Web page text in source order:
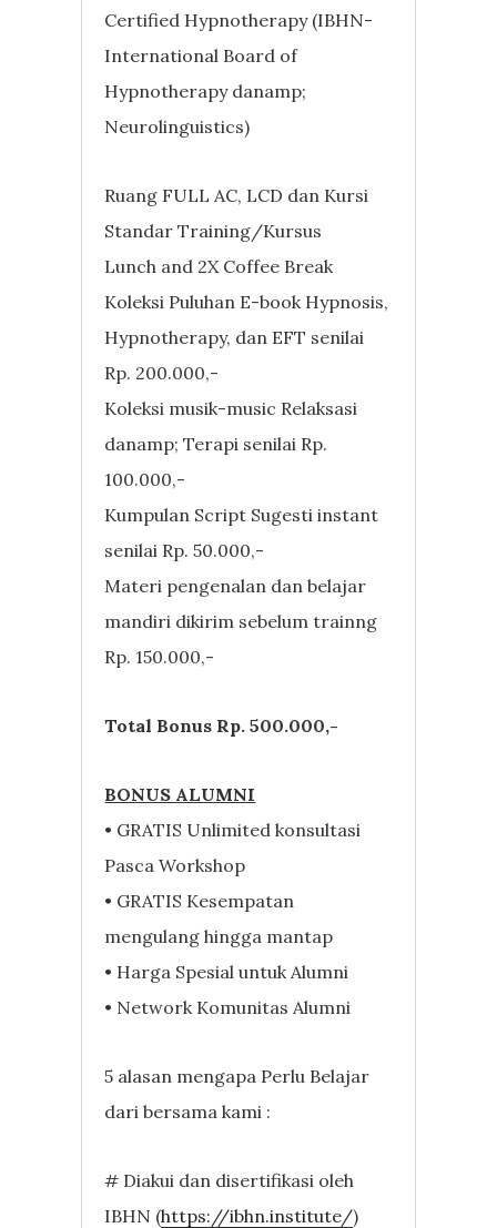
Certified Hypnotherapy (IBHN-
International Board of
Hypnotherapy danamp;
Neurolinguistics)
Ruang FULL AC, LCD dan Kursi
Standar Training/Kursus
Lunch and 2X Coffee Break
Koleksi Puluhan E-book Hypnosis,
Hypnotherapy, dan EFT senilai
Rp. 200.000,-
Koleksi musik-music Relaksasi
danamp; Terapi senilai Rp.
100.000,-
Kumpulan Script Sugesti instant
senilai Rp. 50.000,-
Materi pengenalan dan belajar
mandiri dikirim sebelum trainng
Rp. 150.000,-
Total Bonus Rp. 500.000,-
BONUS ALUMNI
• GRATIS Unlimited konsultasi
Pasca Workshop
• GRATIS Kesempatan
mengulang hingga mantap
• Harga Spesial untuk Alumni
• Network Komunitas Alumni
5 alasan mengapa Perlu Belajar
dari bersama kami :
# Diakui dan disertifikasi oleh
IBHN (https://ibhn.institute/)